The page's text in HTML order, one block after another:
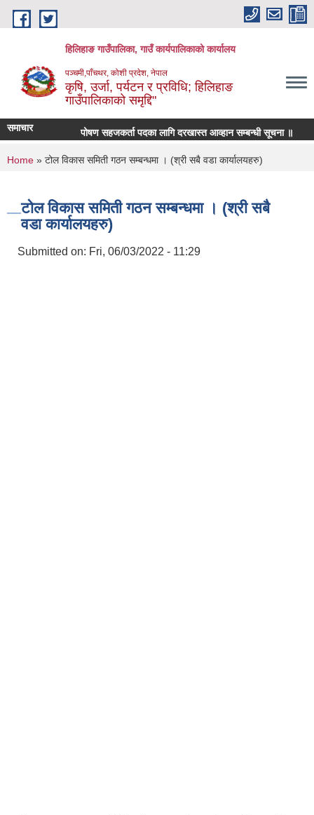
Skip to main content
हिलिहाङ गाउँपालिका, गाउँ कार्यपालिकाको कार्यालय
पञ्चमी,पाँचथर, कोशी प्रदेश, नेपाल
कृषि, उर्जा, पर्यटन र प्रविधि; हिलिहाङ
गाउँपालिकाको समृद्दि"
समाचार पोषण सहजकर्ता पदका लागि दरखास्त आव्हान सम्बन्धी सूचना ॥
You are here
Home » टोल विकास समिती गठन सम्बन्धमा । (श्री सबै वडा कार्यालयहरु)
टोल विकास समिती गठन सम्बन्धमा । (श्री सबै
वडा कार्यालयहरु)
Submitted on: Fri, 06/03/2022 - 11:29